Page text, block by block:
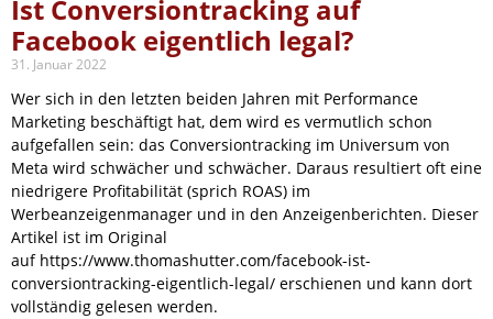
Ist Conversiontracking auf
Facebook eigentlich legal?
31. Januar 2022
Wer sich in den letzten beiden Jahren mit Performance
Marketing beschäftigt hat, dem wird es vermutlich schon
aufgefallen sein: das Conversiontracking im Universum von
Meta wird schwächer und schwächer. Daraus resultiert oft eine
niedrigere Profitabilität (sprich ROAS) im
Werbeanzeigenmanager und in den Anzeigenberichten. Dieser
Artikel ist im Original
auf https://www.thomashutter.com/facebook-ist-
conversiontracking-eigentlich-legal/ erschienen und kann dort
vollständig gelesen werden.